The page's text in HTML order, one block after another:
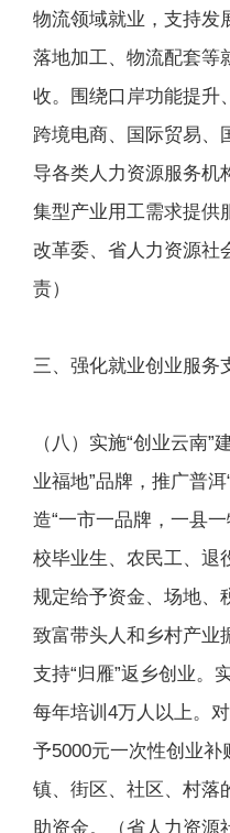
物流领域就业，支持发
落地加工、物流配套等
收。围绕口岸功能提升
跨境电商、国际贸易、
导各类人力资源服务机
集型产业用工需求提供
改革委、省人力资源社
责）
三、强化就业创业服务
（八）实施“创业云南”
业福地”品牌，推广普
造“一市一品牌，一县
校毕业生、农民工、退
规定给予资金、场地、
致富带头人和乡村产业
支持“归雁”返乡创业。
每年培训4万人以上。
予5000元一次性创业
镇、街区、社区、村
助资金。（省人力资源